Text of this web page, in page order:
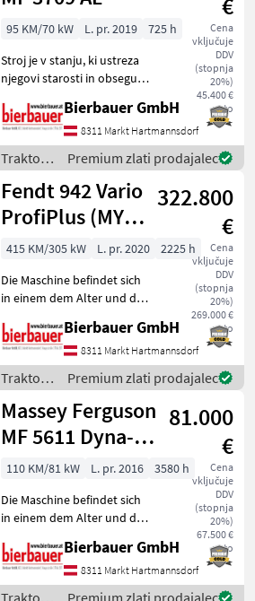
Cena
vključuje
DDV
(stopnja
20%)
45.400 €
neto
95 KM/70 kW L. pr. 2019
725 h
Stroj je v stanju, ki ustreza
njegovi starosti in obsegu
telefonskem dogovoru
mogoče ogledati in
preizkusiti na kraju samem.
Urejen rabljen st
Bierbauer GmbH
8311 Markt Hartmannsdorf
Traktor /
Massey
Ferguson
Premium zlati prodajalec
Fendt 942 Vario
ProfiPlus (MY
2020)
322.800
€
Cena
vključuje
DDV
(stopnja
20%)
269.000 €
neto
415 KM/305 kW L. pr. 2020
2225 h
Die Maschine befindet sich
in einem dem Alter und der
Zustand und kann nach
telefonischer Vereinbarung
gerne vor Ort besichtigt
und geprüft we
Bierbauer GmbH
8311 Markt Hartmannsdorf
Traktor /
Fendt
Premium zlati prodajalec
Massey Ferguson
MF 5611 Dyna-6
Efficient
81.000
€
Cena
vključuje
DDV
(stopnja
20%)
67.500 €
neto
110 KM/81 kW L. pr. 2016
3580 h
Die Maschine befindet sich
in einem dem Alter und der
Zustand und kann nach
telefonischer Vereinbarung
gerne vor Ort besichtigt
Bierbauer GmbH
8311 Markt Hartmannsdorf
Traktor /
Premium zlati prodajalec